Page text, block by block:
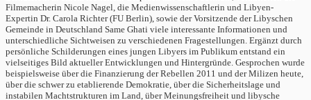
Filmemacherin Nicole Nagel, die Medienwissenschaftlerin und Libyen-
Expertin Dr. Carola Richter (FU Berlin), sowie der Vorsitzende der Libyschen
Gemeinde in Deutschland Same Ghati viele interessante Informationen und
unterschiedliche Sichtweisen zu verschiedenen Fragestellungen. Ergänzt durch
persönliche Schilderungen eines jungen Libyers im Publikum entstand ein
vielseitiges Bild aktueller Entwicklungen und Hintergründe. Gesprochen wurde
beispielsweise über die Finanzierung der Rebellen 2011 und der Milizen heute,
über die schwer zu etablierende Demokratie, über die Sicherheitslage und
instabilen Machtstrukturen im Land, über Meinungsfreiheit und libysche